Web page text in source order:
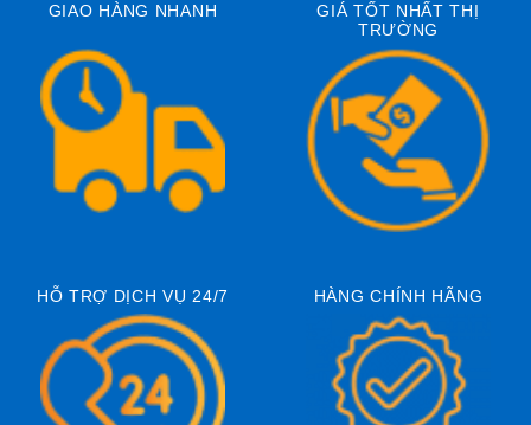
GIAO HÀNG NHANH
GIÁ TỐT NHẤT THỊ
TRƯỜNG
HỖ TRỢ DỊCH VỤ 24/7 HÀNG CHÍNH HÃNG